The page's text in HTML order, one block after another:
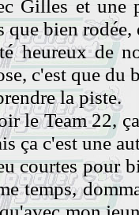
Gilles et une
bien rodée,
de
c'est que du
la piste.
Team 22,
ça c'est une
pour
temps,